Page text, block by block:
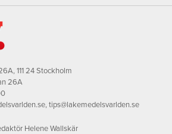
111 24 Stockholm
26A
,tips@lakemedelsvarlden.se
Helene Wallskär